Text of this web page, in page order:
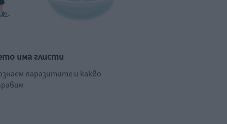
има глисти
паразитите и какво